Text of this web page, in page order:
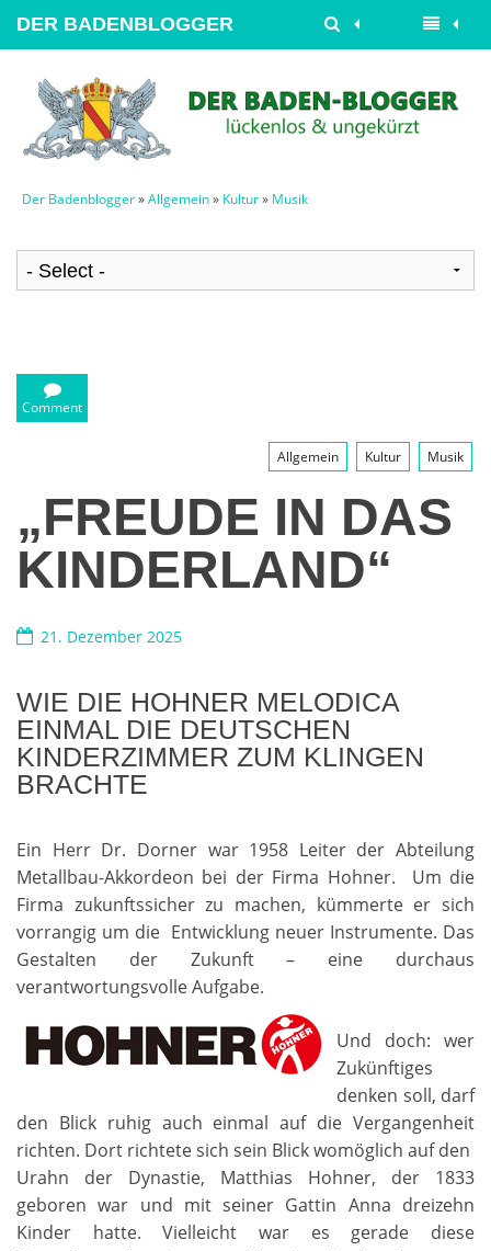
DER BADENBLOGGER
Der Badenblogger»Allgemein» Kultur» Musik
Comment
Allgemein Kultur Musik
„FREUDE IN DAS
KINDERLAND“
21. Dezember 2025
WIE DIE HOHNER MELODICA
EINMAL DIE DEUTSCHEN
KINDERZIMMER ZUM KLINGEN
BRACHTE
Ein Herr Dr. Dorner war 1958 Leiter der Abteilung
Metallbau-Akkordeon bei der Firma Hohner. Um die
Firma zukunftssicher zu machen, kümmerte er sich
vorrangig um die Entwicklung neuer Instrumente. Das
Gestalten der Zukunft – eine durchaus
verantwortungsvolle Aufgabe.
Und doch: wer
Zukünftiges
denken soll, darf
den Blick ruhig auch einmal auf die Vergangenheit
richten. Dort richtete sich sein Blick womöglich auf den
Urahn der Dynastie, Matthias Hohner, der 1833
geboren war und mit seiner Gattin Anna dreizehn
Kinder hatte. Vielleicht war es gerade diese